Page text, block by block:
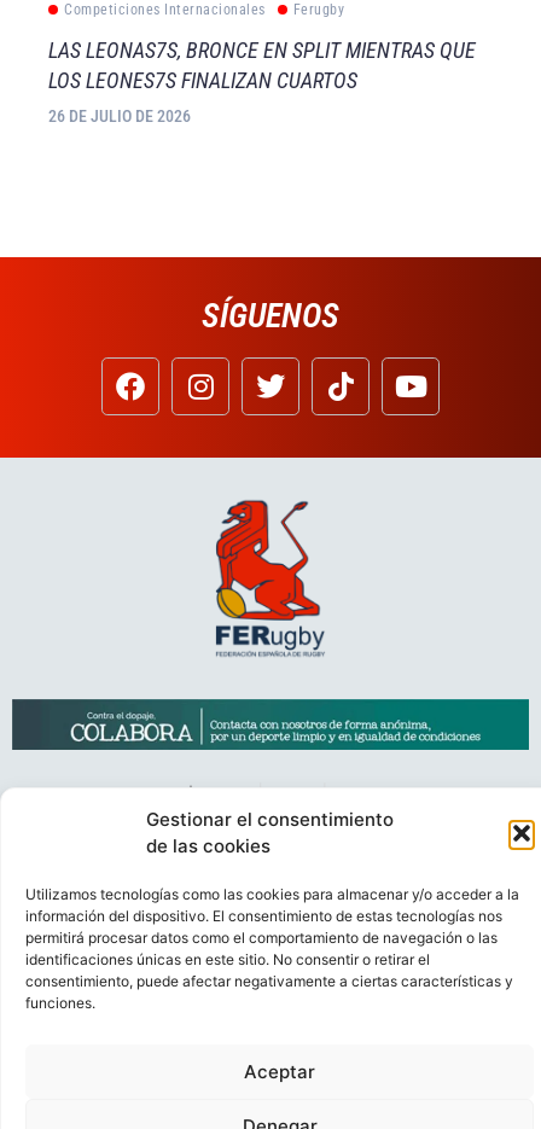
Gestionar el consentimiento
de las cookies
Utilizamos tecnologías como las cookies para almacenar y/o acceder a la
información del dispositivo. El consentimiento de estas tecnologías nos
permitirá procesar datos como el comportamiento de navegación o las
identificaciones únicas en este sitio. No consentir o retirar el
consentimiento, puede afectar negativamente a ciertas características y
funciones.
Aceptar
Competiciones Internacionales Ferugby
LAS LEONAS7S, BRONCE EN SPLIT MIENTRAS QUE
LOS LEONES7S FINALIZAN CUARTOS
26 DE JULIO DE 2026
SÍGUENOS
POLÍTICA DE COOKIESPOLÍTICA DE VENTASAVISO LEGAL
CONTACTO
© FEDERACIÓN ESPAÑOLA DE RUGBY 2023.